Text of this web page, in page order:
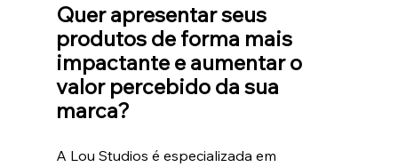
Quer apresentar seus
produtos de forma mais
impactante e aumentar o
valor percebido da sua
marca?
A Lou Studios é especializada em